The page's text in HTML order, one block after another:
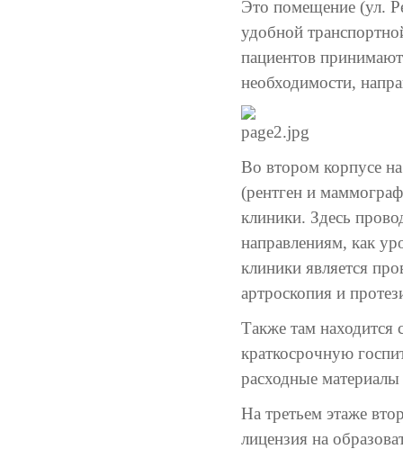
Это помещение (ул.
удобной
пациентов
необходимости,
Во втором корпусе
(рентген и
клиники. Здесь
направлениям, как
клиники является
артроскопия и
Также там находится
краткосрочную
расходные
На третьем этаже
лицензия на